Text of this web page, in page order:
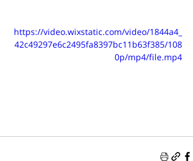
https://video.wixstatic.com/video/1844a4_
42c49297e6c2495fa8397bc11b63f385/108
0p/mp4/file.mp4